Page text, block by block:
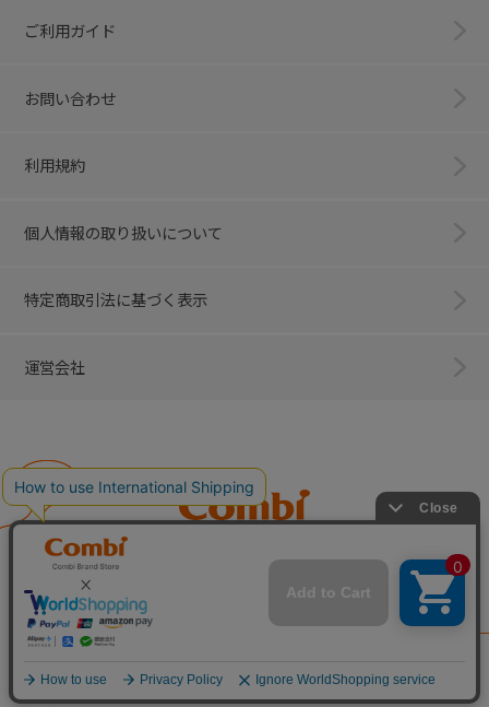
ご利用ガイド
お問い合わせ
利用規約
個人情報の取り扱いについて
特定商取引法に基づく表示
運営会社
子育てに、イノベーションを。
ベビー用品のコンビ株式会社
All Right Reserved. Copyright © Combi Corporation.